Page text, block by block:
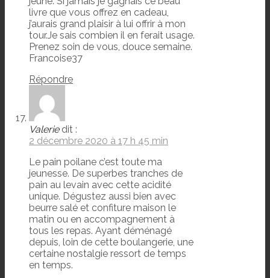
livre que vous offrez en cadeau,
j’aurais grand plaisir à lui offrir à mon
tour.Je sais combien il en ferait usage.
Prenez soin de vous, douce semaine.
Francoise37
Répondre
Valerie dit :
2 décembre 2020 à 17 h 45 min
Le pain poilane c’est toute ma
jeunesse. De superbes tranches de
pain au levain avec cette acidité
unique. Dégustez aussi bien avec
beurre salé et confiture maison le
matin ou en accompagnement à
tous les repas. Ayant déménagé
depuis, loin de cette boulangerie, une
certaine nostalgie ressort de temps
en temps.